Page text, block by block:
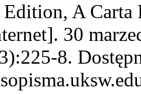
A Carta
30
8.